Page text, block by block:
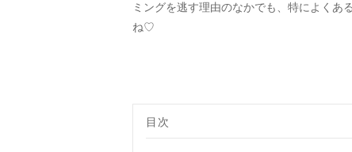
ミングを逃す理由のなかでも、特によくあ
ね♡
目次